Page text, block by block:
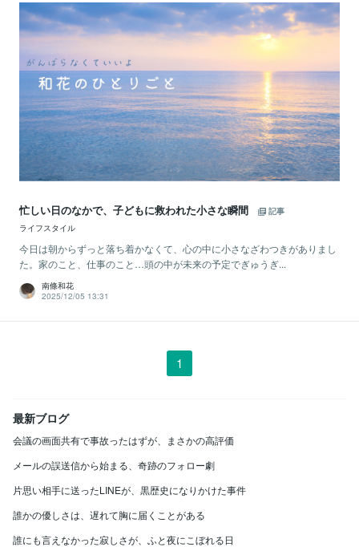
忙しい日のなかで、子どもに救われた小さな瞬間
記事
ライフスタイル
今日は朝からずっと落ち着かなくて、心の中に小さなざわつきがありまし
た。家のこと、仕事のこと…頭の中が未来の予定でぎゅうぎ...
南條和花
2025/12/05 13:31
1
最新ブログ
会議の画面共有で事故ったはずが、まさかの高評価
メールの誤送信から始まる、奇跡のフォロー劇
片思い相手に送ったLINEが、黒歴史になりかけた事件
誰かの優しさは、遅れて胸に届くことがある
誰にも言えなかった寂しさが、ふと夜にこぼれる日